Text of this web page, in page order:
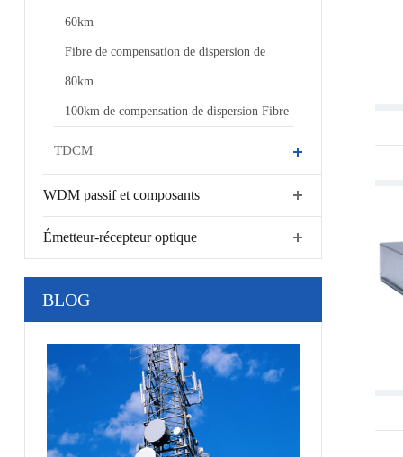
60km
Fibre de compensation de dispersion de
80km
100km de compensation de dispersion Fibre
TDCM
WDM passif et composants
Émetteur-récepteur optique
BLOG